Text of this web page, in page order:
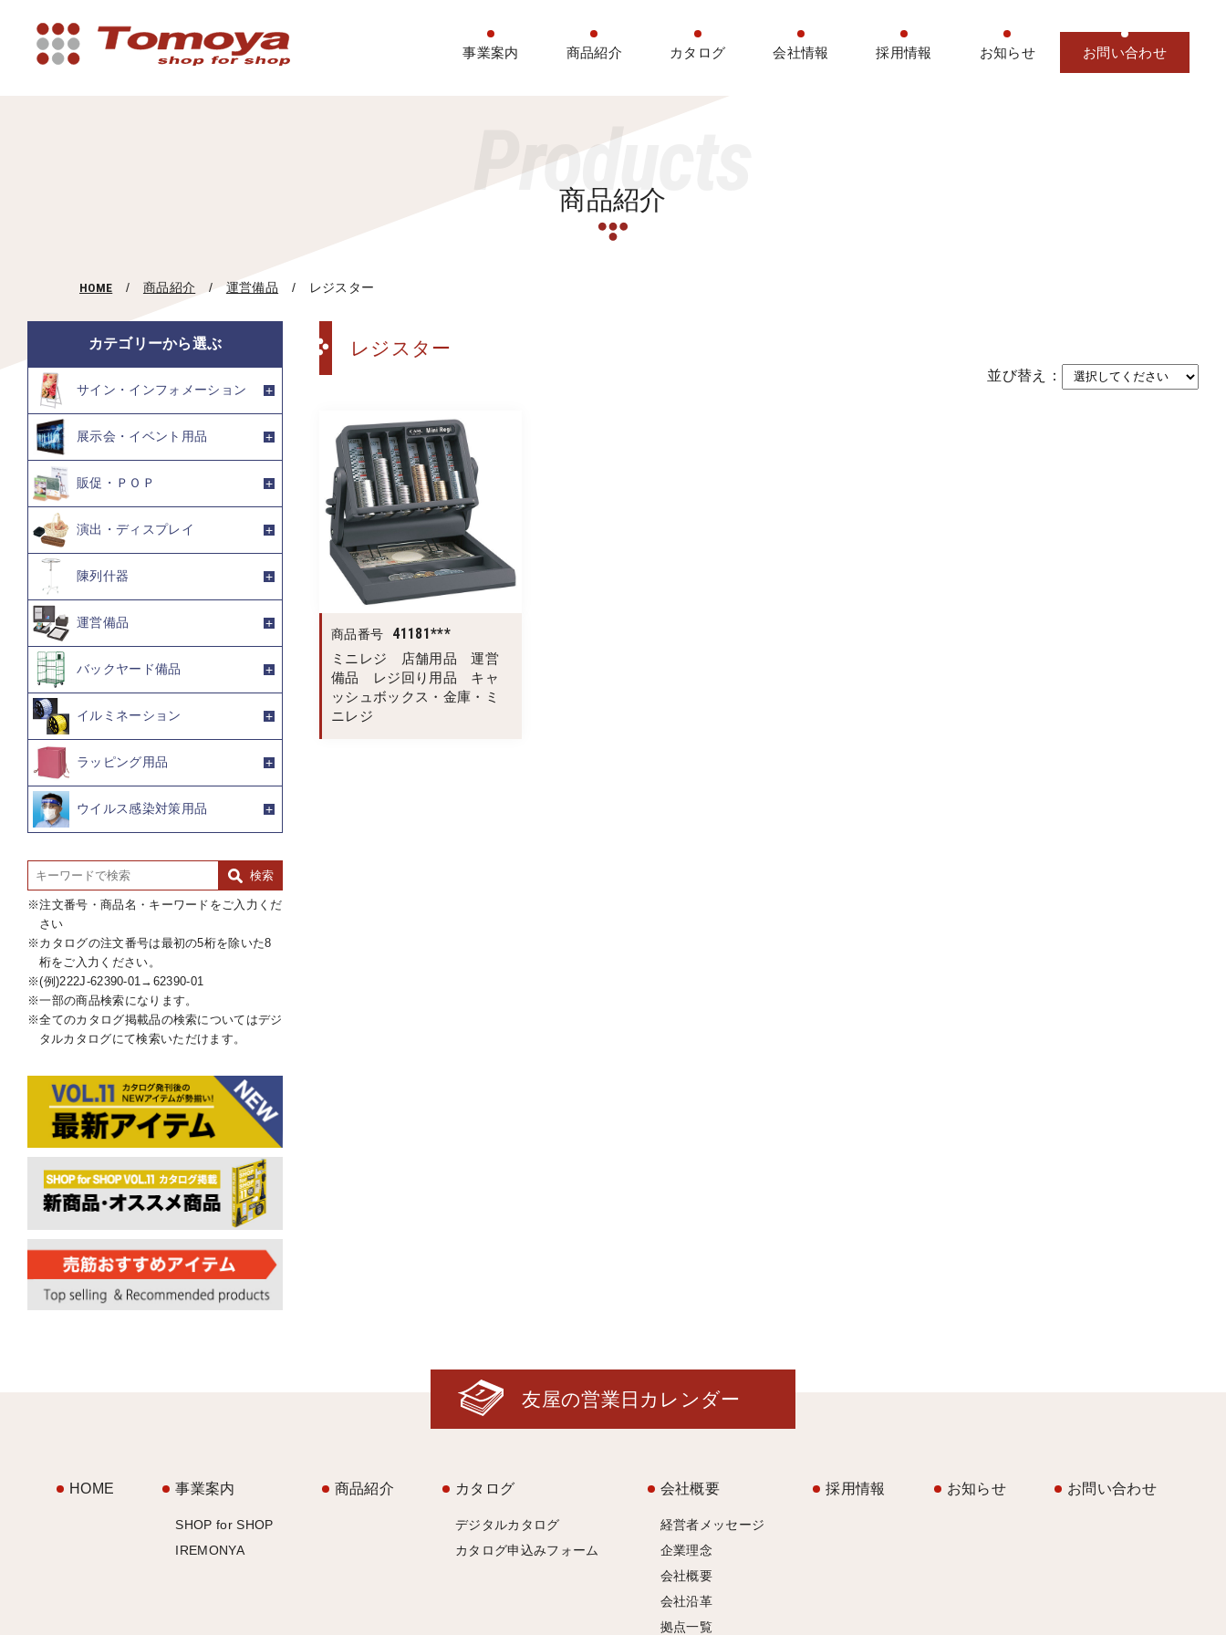
事業案内 商品紹介 カタログ 会社情報 採用情報 お知らせ お問い合わせ
Products
商品紹介
HOME 商品紹介 運営備品 レジスター
レジスター
並び替え：
商品番号 41181***
ミニレジ 店舗用品 運営
備品 レジ回り用品 キャ
ッシュボックス・金庫・ミ
ニレジ
カテゴリーから選ぶ
サイン・インフォメーション
展示会・イベント用品
販促・ＰＯＰ
演出・ディスプレイ
陳列什器
運営備品
バックヤード備品
イルミネーション
ラッピング用品
ウイルス感染対策用品
注文番号・商品名・キーワードをご入力くだ
さい
カタログの注文番号は最初の5桁を除いた8
桁をご入力ください。
(例)222J-62390-01→62390-01
一部の商品検索になります。
全てのカタログ掲載品の検索についてはデジ
タルカタログにて検索いただけます。
友屋の営業日カレンダー
HOME 事業案内
SHOP for SHOP
IREMONYA
商品紹介 カタログ
デジタルカタログ
カタログ申込みフォーム
会社概要
経営者メッセージ
企業理念
会社概要
会社沿革
拠点一覧
採用情報 お知らせ お問い合わせ